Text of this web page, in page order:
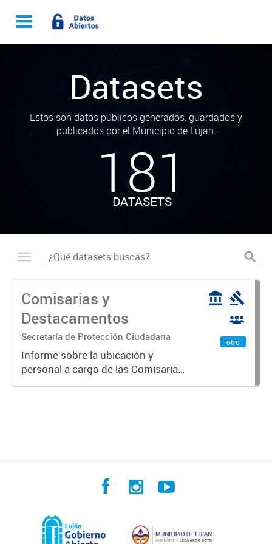
Datasets
Estos son datos públicos generados, guardados y
publicados por el Municipio de Lujan.
181
DATASETS
Comisarias y
Destacamentos
Secretaría de Protección Ciudadana
Informe sobre la ubicación y
personal a cargo de las Comisarias
y Destacamentos del Partido de
otro